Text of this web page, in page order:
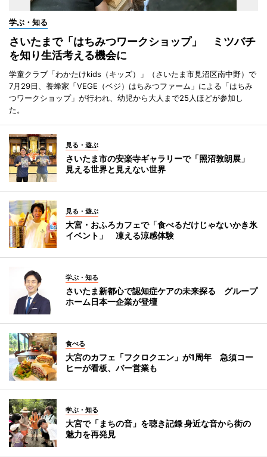
学ぶ・知る
さいたまで「はちみつワークショップ」 ミツバチ
を知り生活考える機会に
学童クラブ「わかたけkids（キッズ）」（さいたま市見沼区南中野）で
7月29日、養蜂家「VEGE（ベジ）はちみつファーム」による「はちみ
つワークショップ」が行われ、幼児から大人まで25人ほどが参加し
た。
見る・遊ぶ
さいたま市の安楽寺ギャラリーで「照沼敦朗展」
見える世界と見えない世界
見る・遊ぶ
大宮・おふろカフェで「食べるだけじゃないかき氷
イベント」 凍える涼感体験
学ぶ・知る
さいたま新都心で認知症ケアの未来探る グループ
ホーム日本一企業が登壇
食べる
大宮のカフェ「フクロクエン」が1周年 急須コー
ヒーが看板、バー営業も
学ぶ・知る
大宮で「まちの音」を聴き記録 身近な音から街の
魅力を再発見